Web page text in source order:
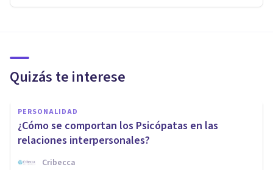
Quizás te interese
PERSONALIDAD
¿Cómo se comportan los Psicópatas en las
relaciones interpersonales?
Cribecca